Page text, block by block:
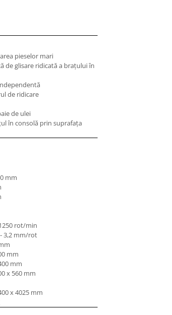
pieselor mari
de glisare ridicată a braţului în
de ridicare
de ulei
în consolă prin suprafaţa
mm
rot/min
3,2 mm/rot
mm
mm
x 560 mm
x 4025 mm